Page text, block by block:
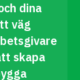
dina
väg
skapa